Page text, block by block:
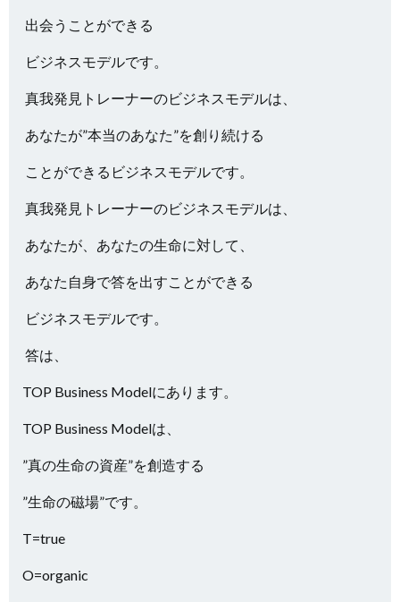
出会うことができる
ビジネスモデルです。
真我発見トレーナーのビジネスモデルは、
あなたが”本当のあなた”を創り続ける
ことができるビジネスモデルです。
真我発見トレーナーのビジネスモデルは、
あなたが、あなたの生命に対して、
あなた自身で答を出すことができる
ビジネスモデルです。
答は、
TOP Business Modelにあります。
TOP Business Modelは、
”真の生命の資産”を創造する
”生命の磁場”です。
T=true
O=organic